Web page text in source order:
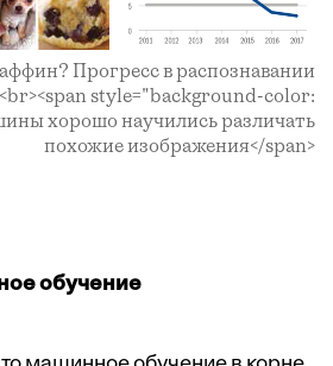
Прогресс в распознавании
style="background-color:
хорошо научились различать
похожие изображения</span>
обучение